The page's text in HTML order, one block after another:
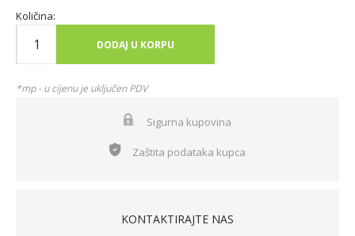
Količina:
DODAJ U KORPU
*mp - u cijenu je uključen PDV
Sigurna kupovina
Zaštita podataka kupca
KONTAKTIRAJTE NAS